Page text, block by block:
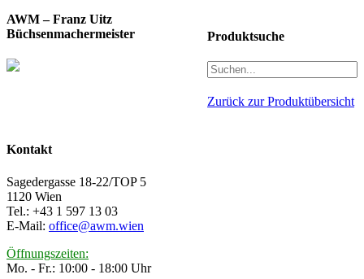
Produktsuche
Zurück zur Produktübersicht
AWM – Franz Uitz
Büchsenmachermeister
Kontakt
Sagedergasse 18-22/TOP 5
1120 Wien
Tel.: +43 1 597 13 03
E-Mail: office@awm.wien
Öffnungszeiten:
Mo. - Fr.: 10:00 - 18:00 Uhr